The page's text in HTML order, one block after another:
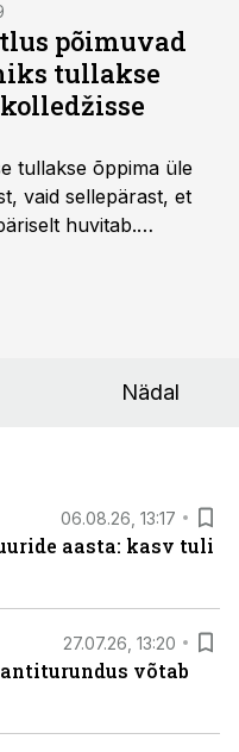
põimuvad
tullakse
tullakse õppima üle
vaid sellepärast, et
huvitab.
Nädal
06.08.26, 13:17
aasta: kasv tuli
27.07.26, 13:20
võtab